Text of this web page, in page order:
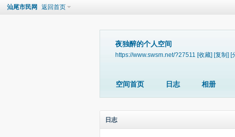
汕尾市民网 返回首页
夜独醉的个人空间
https://www.swsm.net/?27511 [收藏] [复制] [
空间首页 日志 相册
日志